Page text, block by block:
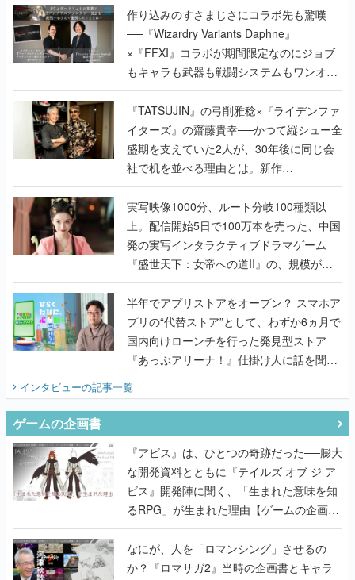
作り込みのすさまじさにコラボ先も驚嘆
──『Wizardry Variants Daphne』
×『FFXI』コラボが期間限定なのにジョブ
もキャラも武器も戦闘システムもワンオフ
で作り込まれた理由を両ディレクターに聞
く
『TATSUJIN』の弓削雅稔×『ライデンファ
イターズ』の齋藤貴幸──かつて縦シュー全
盛期を支えていた2人が、30年後に同じ会
社で机を並べる理由とは。新作
『TATSUJIN EXTREME』で初タッグを組
んだレジェンド2人に訊く開発秘話
実写映像1000分、ルート分岐100種類以
上。配信開始5日で100万本を売った、中国
発の実写インタラクティブドラマゲーム
『盛世天下：女帝への道II』の、規模が違
うこだわりをプロデューサーに聞いた
半年でアプリストアをオープン？ スマホア
プリの“代替ストア”として、わずか6ヵ月で
国内向けローンチを行った発見型ストア
『あっぷアリーナ！』仕掛け人に話を聞い
てみた
インタビューの記事一覧
ゲームの企画書
『アビス』は、ひとつの奇跡だった──膨大
な開発資料とともに『テイルズ オブ ジ ア
ビス』開発陣に聞く、「生まれた意味を知
るRPG」が生まれた理由【ゲームの企画
書】
なにが、人を「ロマンシング」させるの
か？『ロマサガ2』当時の企画書とキャラ